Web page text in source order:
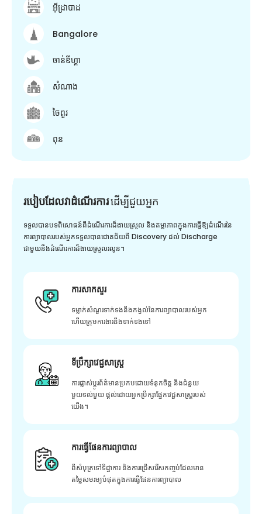
អ៊ីដ្រាបាដ
Bangalore
ចាន់ឌីហ្គា
សំណាង
ចៃពួរ
ពុន
របៀបដែលវាដំណើរការដើម្បី​ជួយ​អ្នក
ទទួលបានបទពិសោធន៍ពីដំណើរការដ៏ងាយស្រួល និងតម្លាភាពក្នុងការធ្វើឱ្យដំណើរនៃ
ការព្យាបាលរបស់អ្នកទទួលបានជោគជ័យពី Discovery ដល់ Discharge
ជាមួយនឹងដំណើរការដ៏ងាយស្រួលរលូន។
ការសាកសួរ
ទម្លាក់សំណួរទាក់ទងនឹងកង្វល់នៃការព្យាបាលរបស់អ្នក
ហើយក្រុមការងារនឹងទាក់ទងទៅ
ទីប្រឹក្សាវេជ្ជសាស្ត្រ
ការផ្លាស់ប្តូរព័ត៌មានប្រកបដោយទំនុកចិត្ត និងជំនួយ
មួយទល់មួយ ផ្តល់ដោយអ្នកប្រឹក្សាផ្នែកវេជ្ជសាស្រ្តរបស់
យើង។
ការធ្វើផែនការព្យាបាល
ពីសំបុត្រទៅទិដ្ឋាការ និងការជ្រើសរើសកញ្ចប់ដែលមាន
តម្លៃសមរម្យបំផុតក្នុងការធ្វើផែនការព្យាបាល